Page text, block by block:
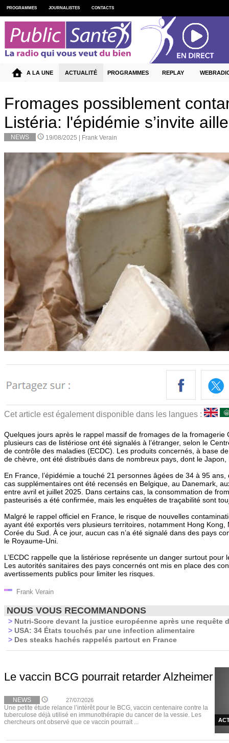
Fromages possiblement
Listéria: l'épidémie s’invite
NEWS 19/08/2025 | Frank Verain
Cet article est également disponible dans les langues :
Quelques jours après le rappel massif de fromages de la fromagerie
plusieurs cas de listériose ont été signalés à l’étranger, selon le
de contrôle des maladies (ECDC). Les produits concernés, à base
de chèvre, ont été distribués dans de nombreux pays, dont le Japon,
En France, l’épidémie a touché 21 personnes âgées de 34 à 95
cas supplémentaires ont été recensés en Belgique, au Danemark,
entre avril et juillet 2025. Dans certains cas, la consommation de
pasteurisés a été confirmée, mais les enquêtes de traçabilité sont
Malgré le rappel officiel en France, le risque de nouvelles
ayant été exportés vers plusieurs territoires, notamment Hong Kong,
Corée du Sud. À ce jour, aucun cas n’a été signalé dans des pays
le Royaume-Uni.
L’ECDC rappelle que la listériose représente un danger surtout pour
Les autorités sanitaires des pays concernés ont mis en place des
avertissements publics pour limiter les risques.
Frank Verain
NOUS VOUS RECOMMANDONS
> Nutri-Score devant la justice européenne après une requête
> USA: 34 États touchés par une infection alimentaire
> Des steaks hachés rappelés partout en France
Le vaccin BCG pourrait retarder Alzheimer
NEWS 27/07/2026
Une petite étude relance l’intérêt pour le BCG, vaccin centenaire contre la
tuberculose déjà utilisé en immunothérapie du cancer de la vessie. Les
chercheurs ont observé que ce vaccin pourrait ...
PROGRAMMES JOURNALISTES CONTACTS
A LA UNE ACTUALITÉ PROGRAMMES REPLAY